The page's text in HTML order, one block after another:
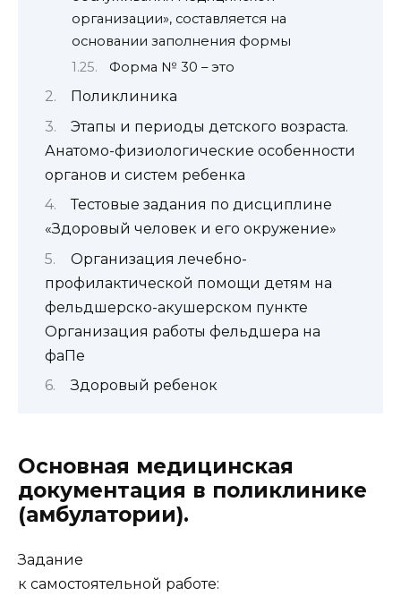
организации», составляется на
основании заполнения формы
Форма № 30 – это
Поликлиника
Этапы и периоды детского возраста.
Анатомо-физиологические особенности
органов и систем ребенка
Тестовые задания по дисциплине
«Здоровый человек и его окружение»
Организация лечебно-
профилактической помощи детям на
фельдшерско-акушерском пункте
Организация работы фельдшера на
фаПе
Здоровый ребенок
Основная медицинская
документация в поликлинике
(амбулатории).
Задание
к самостоятельной работе: